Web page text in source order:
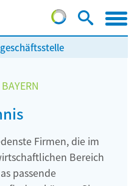
Firmen, die im
Bereich
passende